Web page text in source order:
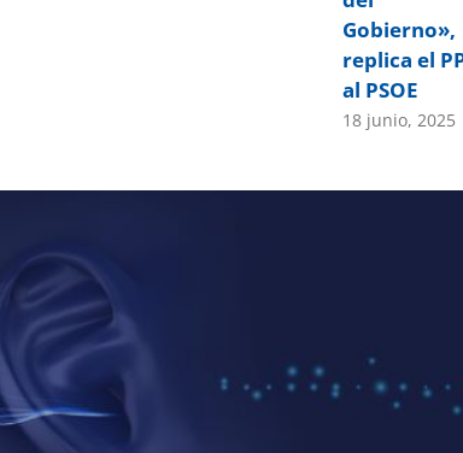
Gobierno»,
replica el
al PSOE
18 junio, 2025